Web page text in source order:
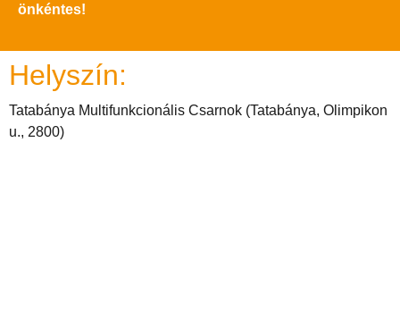
önkéntes!
Helyszín:
Tatabánya Multifunkcionális Csarnok (Tatabánya, Olimpikon
u., 2800)